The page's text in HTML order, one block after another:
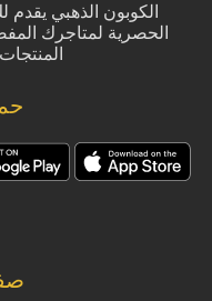
الكوبون الذهبي
الحصرية لمتاجرك